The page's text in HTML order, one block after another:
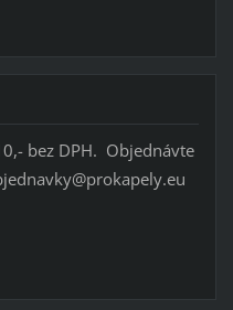
bez DPH. Objednávte